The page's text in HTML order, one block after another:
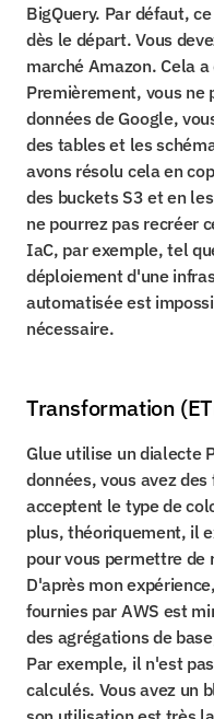
BigQuery. Par défaut,
dès le départ. Vous
marché Amazon. Cela
Premièrement, vous ne
données de Google,
des tables et les
avons résolu cela en
des buckets S3 et en
ne pourrez pas recréer
IaC, par exemple, tel
déploiement d'une
automatisée est
nécessaire.
Transformation
Glue utilise un dialecte
données, vous avez
acceptent le type de
plus, théoriquement, il
pour vous permettre de
D'après mon
fournies par AWS est
des agrégations de
Par exemple, il n'est
calculés. Vous avez un